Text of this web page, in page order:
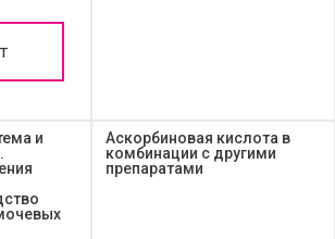
и
Аскорбиновая кислота в
комбинации с другими
препаратами